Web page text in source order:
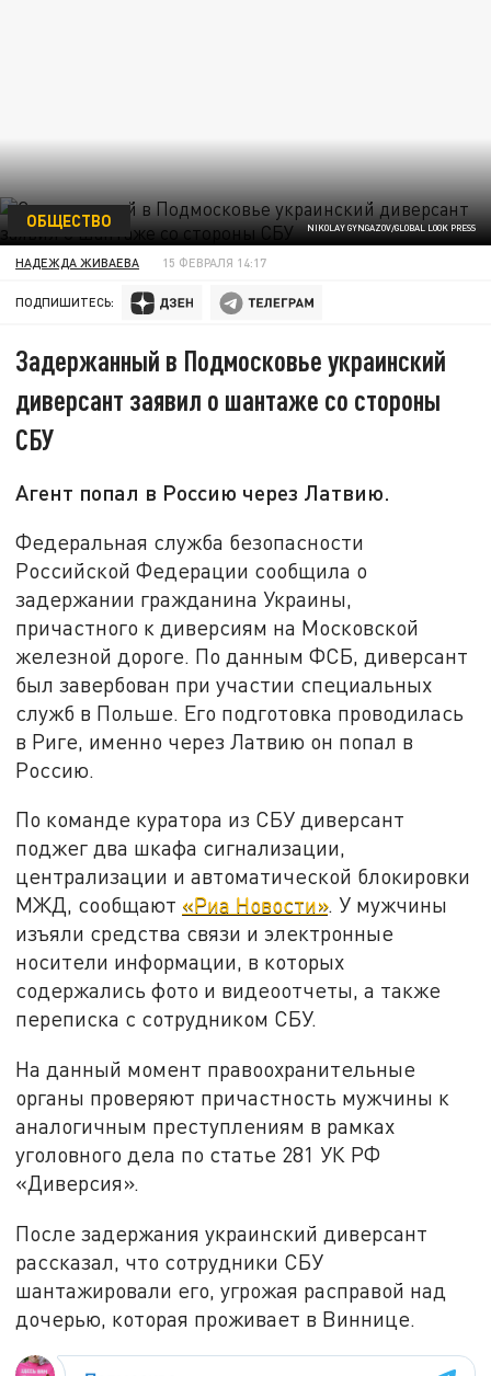
NIKOLAY GYNGAZOV/GLOBAL LOOK PRESS
ОБЩЕСТВО
НАДЕЖДА ЖИВАЕВА 15 ФЕВРАЛЯ 14:17
ПОДПИШИТЕСЬ:
Задержанный в Подмосковье украинский
диверсант заявил о шантаже со стороны
СБУ
Агент попал в Россию через Латвию.
Федеральная служба безопасности
Российской Федерации сообщила о
задержании гражданина Украины,
причастного к диверсиям на Московской
железной дороге. По данным ФСБ, диверсант
был завербован при участии специальных
служб в Польше. Его подготовка проводилась
в Риге, именно через Латвию он попал в
Россию.
По команде куратора из СБУ диверсант
поджег два шкафа сигнализации,
централизации и автоматической блокировки
МЖД, сообщают «Риа Новости». У мужчины
изъяли средства связи и электронные
носители информации, в которых
содержались фото и видеоотчеты, а также
переписка с сотрудником СБУ.
На данный момент правоохранительные
органы проверяют причастность мужчины к
аналогичным преступлениям в рамках
уголовного дела по статье 281 УК РФ
«Диверсия».
После задержания украинский диверсант
рассказал, что сотрудники СБУ
шантажировали его, угрожая расправой над
дочерью, которая проживает в Виннице.